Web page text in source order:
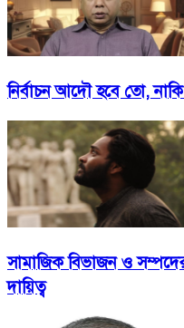
নির্বাচন আদৌ হবে তো,
সামাজিক বিভাজন ও
দায়িত্ব